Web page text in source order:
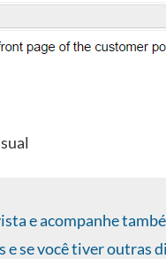
e acompanhe
e se você tiver outras